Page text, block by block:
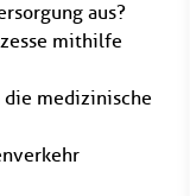
aus?
mithilfe
medizinische